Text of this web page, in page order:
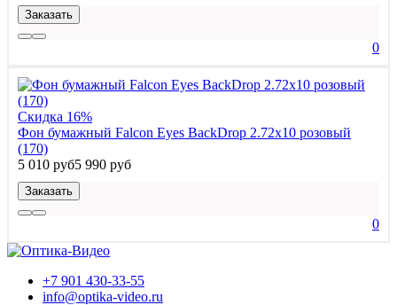
Заказать
0
Скидка 16%
Фон бумажный Falcon Eyes BackDrop 2.72x10 розовый
(170)
5 010 руб5 990 руб
Заказать
0
+7 901 430-33-55
info@optika-video.ru